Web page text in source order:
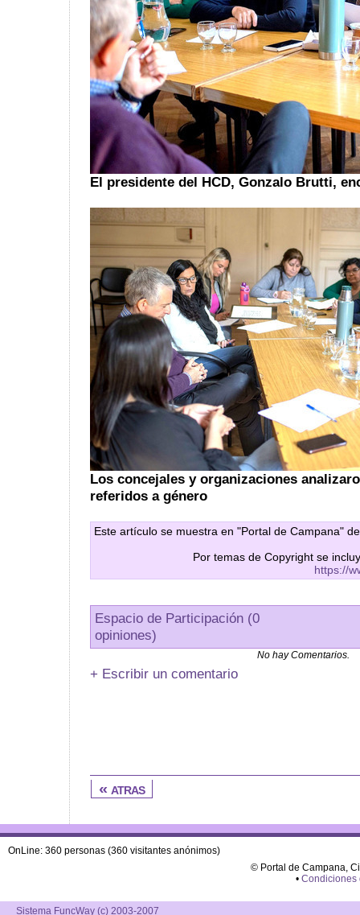
El presidente del HCD, Gonzalo Brutti,
Los concejales y organizaciones
referidos a género
Este artículo se muestra en "Portal de Campana"
Por temas de Copyright se
https://
Espacio de Participación (0
opiniones)
No hay Comentarios.
+ Escribir un comentario
« atras
OnLine: 360 personas (360 visitantes anónimos)
© Portal de Campana,
• Condiciones
Sistema FuncWay (c) 2003-2007